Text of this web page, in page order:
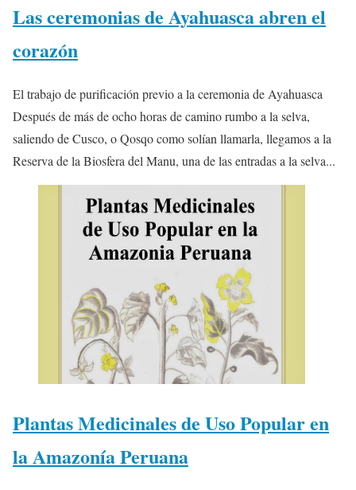
Las ceremonias de Ayahuasca abren el
corazón
El trabajo de purificación previo a la ceremonia de Ayahuasca
Después de más de ocho horas de camino rumbo a la selva,
saliendo de Cusco, o Qosqo como solían llamarla, llegamos a la
Reserva de la Biosfera del Manu, una de las entradas a la selva...
Plantas Medicinales de Uso Popular en
la Amazonía Peruana